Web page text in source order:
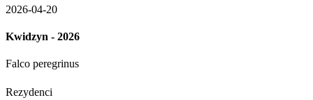
2026-04-20
Kwidzyn - 2026
Falco peregrinus
Rezydenci